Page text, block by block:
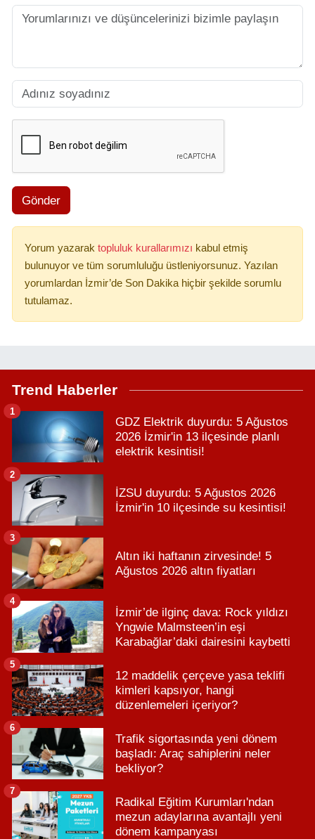
Gönder
Yorum yazarak topluluk kurallarımızı kabul etmiş
bulunuyor ve tüm sorumluluğu üstleniyorsunuz. Yazılan
yorumlardan İzmir’de Son Dakika hiçbir şekilde sorumlu
tutulamaz.
Trend Haberler
GDZ Elektrik duyurdu: 5 Ağustos
2026 İzmir'in 13 ilçesinde planlı
elektrik kesintisi!
1
İZSU duyurdu: 5 Ağustos 2026
İzmir'in 10 ilçesinde su kesintisi!
2
Altın iki haftanın zirvesinde! 5
Ağustos 2026 altın fiyatları
3
İzmir’de ilginç dava: Rock yıldızı
Yngwie Malmsteen’in eşi
Karabağlar’daki dairesini kaybetti
4
12 maddelik çerçeve yasa teklifi
kimleri kapsıyor, hangi
düzenlemeleri içeriyor?
5
Trafik sigortasında yeni dönem
başladı: Araç sahiplerini neler
bekliyor?
6
Radikal Eğitim Kurumları'ndan
mezun adaylarına avantajlı yeni
dönem kampanyası
7